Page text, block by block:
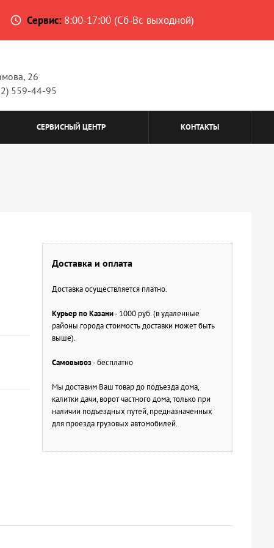
access_time Сервис: 8:00-17:00 (Сб-Вс выходной)
26
559-44-95
СЕРВИСНЫЙ ЦЕНТР КОНТАКТЫ
Доставка и оплата
Доставка осуществляется платно.
Курьер по Казани- 1000 руб. (в удаленные
районы города стоимость доставки может быть
выше).
Самовывоз- бесплатно
Мы доставим Ваш товар до подъезда дома,
калитки дачи, ворот частного дома, только при
наличии подъездных путей, предназначенных
для проезда грузовых автомобилей.